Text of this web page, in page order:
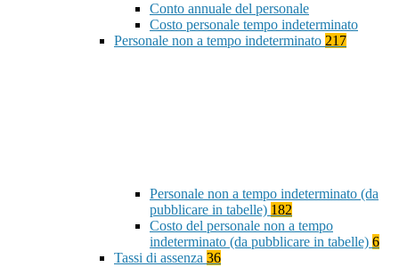
Conto annuale del personale
Costo personale tempo indeterminato
Personale non a tempo indeterminato 217
Personale non a tempo indeterminato (da
pubblicare in tabelle) 182
Costo del personale non a tempo
indeterminato (da pubblicare in tabelle) 6
Tassi di assenza 36